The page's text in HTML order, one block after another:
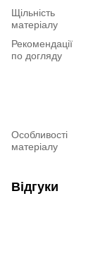
Щільність
матеріалу
Рекомендації
по догляду
Особливості
матеріалу
Відгуки